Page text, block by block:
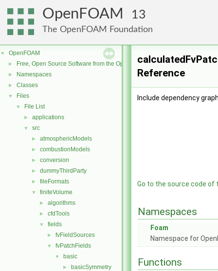
OpenFOAM 13
The OpenFOAM Foundation
▼ OpenFOAM
► Free, Open Source Software from the OpenFOAM Foundation
► Namespaces
► Classes
▼ Files
▼ File List
► applications
▼ src
► atmosphericModels
► combustionModels
► conversion
► dummyThirdParty
► fileFormats
▼ finiteVolume
► algorithms
► cfdTools
▼ fields
► fvFieldSources
▼ fvPatchFields
▼ basic
► basicSymmetry
Reference
Include dependency
Go to the source code of
Namespaces
Foam
Namespace for
Functions